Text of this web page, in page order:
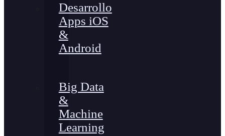
Desarrollo
Apps iOS
&
Android
Big Data
&
Machine
Learning